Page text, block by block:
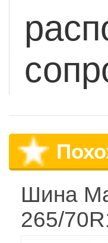
Шина
265/